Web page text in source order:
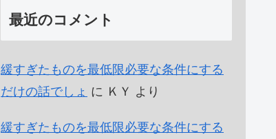
最近のコメント
緩すぎたものを最低限必要な条件にする
だけの話でしょ に ＫＹ より
緩すぎたものを最低限必要な条件にする